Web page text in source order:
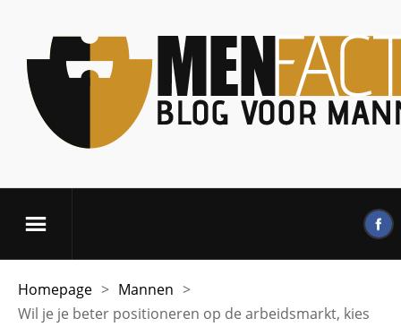
Homepage > Mannen >
Wil je je beter positioneren op de arbeidsmarkt, kies